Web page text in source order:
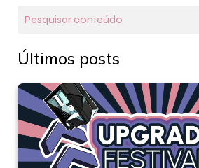
Últimos posts